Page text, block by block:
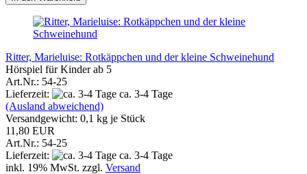
Ritter, Marieluise: Rotkäppchen und der kleine Schweinehund
Hörspiel für Kinder ab 5
Art.Nr.: 54-25
Lieferzeit:
ca. 3-4 Tage
(Ausland abweichend)
Versandgewicht: 0,1 kg je Stück
11,80 EUR
Art.Nr.: 54-25
Lieferzeit:
ca. 3-4 Tage
inkl. 19% MwSt. zzgl. Versand